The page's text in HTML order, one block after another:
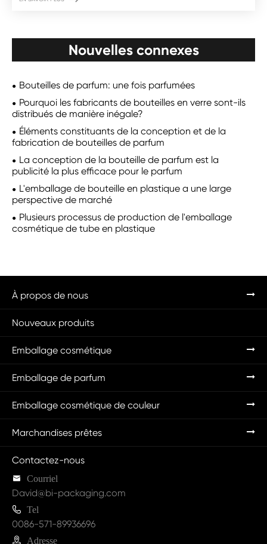
Nouvelles connexes
Bouteilles de parfum: une fois parfumées
Pourquoi les fabricants de bouteilles en verre sont-ils
distribués de manière inégale?
Éléments constituants de la conception et de la
fabrication de bouteilles de parfum
La conception de la bouteille de parfum est la
publicité la plus efficace pour le parfum
L'emballage de bouteille en plastique a une large
perspective de marché
Plusieurs processus de production de l'emballage
cosmétique de tube en plastique
À propos de nous
Nouveaux produits
Emballage cosmétique
Emballage de parfum
Emballage cosmétique de couleur
Marchandises prêtes
Contactez-nous
 Courriel
David@bi-packaging.com
 Tel
0086-571-89936696
 Adresse